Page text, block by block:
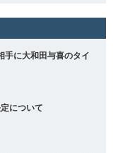
手に大和田与喜のタイ
について